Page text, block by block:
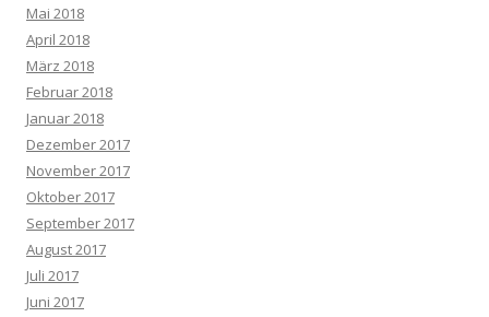
Mai 2018
April 2018
März 2018
Februar 2018
Januar 2018
Dezember 2017
November 2017
Oktober 2017
September 2017
August 2017
Juli 2017
Juni 2017